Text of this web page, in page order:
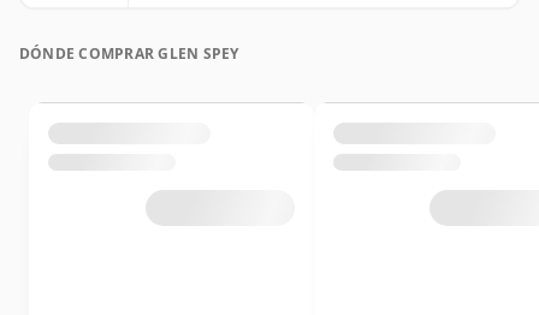
DÓNDE COMPRAR GLEN SPEY